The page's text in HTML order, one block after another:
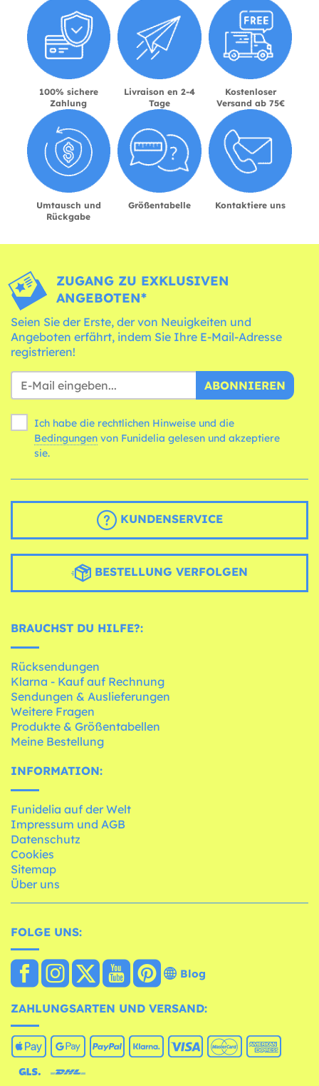
100% sichere
Zahlung
Livraison en 2-4
Tage
Kostenloser
Versand ab 75€
Umtausch und
Rückgabe
Größentabelle Kontaktiere uns
ZUGANG ZU EXKLUSIVEN
ANGEBOTEN*
Seien Sie der Erste, der von Neuigkeiten und
Angeboten erfährt, indem Sie Ihre E-Mail-Adresse
registrieren!
ABONNIEREN
Ich habe die rechtlichen Hinweise und die
Bedingungen
sie.
KUNDENSERVICE
BESTELLUNG VERFOLGEN
BRAUCHST DU HILFE?:
Rücksendungen
Klarna - Kauf auf Rechnung
Sendungen & Auslieferungen
Weitere Fragen
Produkte & Größentabellen
Meine Bestellung
INFORMATION:
Funidelia auf der Welt
Impressum und AGB
Datenschutz
Cookies
Sitemap
Über uns
FOLGE UNS:
Blog
ZAHLUNGSARTEN UND VERSAND: